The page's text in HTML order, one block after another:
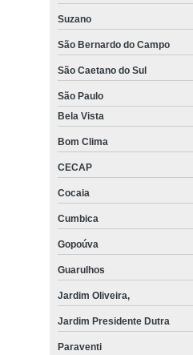
Suzano
São Bernardo do Campo
São Caetano do Sul
São Paulo
Bela Vista
Bom Clima
CECAP
Cocaia
Cumbica
Gopoúva
Guarulhos
Jardim Oliveira,
Jardim Presidente Dutra
Paraventi